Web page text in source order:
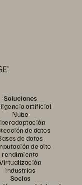
Soluciones
artificial
Nube
de datos
de datos
de alto
rendimiento
Virtualización
Industrias
Socios